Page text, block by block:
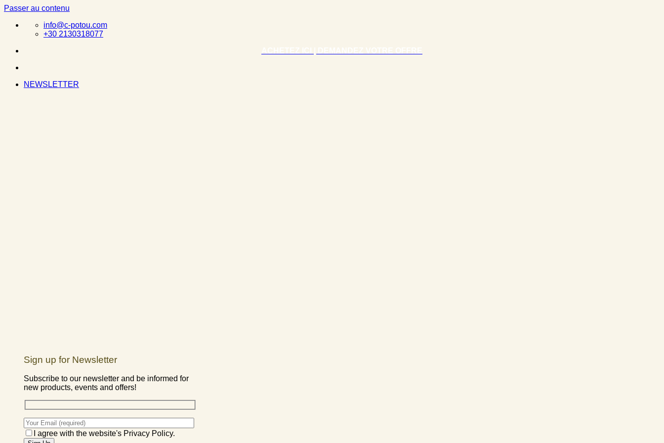
Passer au contenu
info@c-potou.com
+30 2130318077
NEWSLETTER
Sign up for Newsletter
Subscribe to our newsletter and be informed for
new products, events and offers!
I agree with the website's Privacy Policy.